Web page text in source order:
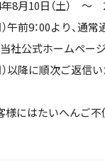
月10日（土） ～
前9：00より、通常
公式ホームページ
降に順次ご返信い
様にはたいへんご